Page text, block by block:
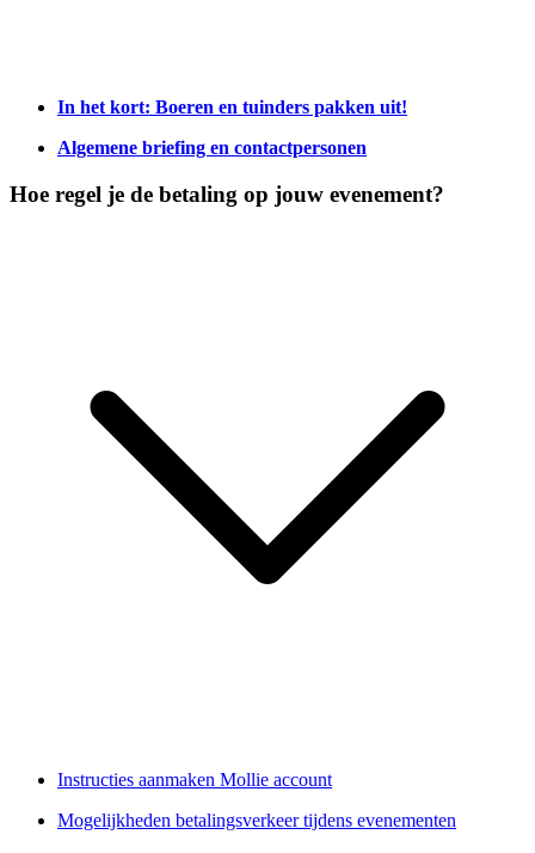
In het kort: Boeren en tuinders pakken uit!
Algemene briefing en contactpersonen
Hoe regel je de betaling op jouw evenement?
Instructies aanmaken Mollie account
Mogelijkheden betalingsverkeer tijdens evenementen